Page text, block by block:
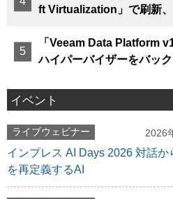
ft Virtualization」で刷新
「Veeam Data Platform
ハイパーバイザーをバッ
イベント
ライブウェビナー 2026
インプレス AI Days 2026 対話
を再定義するAI